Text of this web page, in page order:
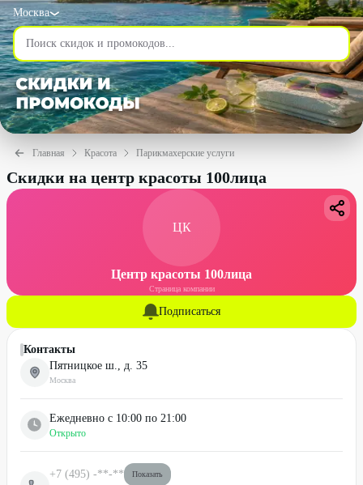
Москва
Главная Красота Парикмахерские услуги
Скидки на центр красоты 100лица
ЦК
Центр красоты 100лица
Страница компании
Подписаться
Контакты
Пятницкое ш., д. 35
Москва
Ежедневно с 10:00 по 21:00
Открыто
+7 (495) -**-** Показать